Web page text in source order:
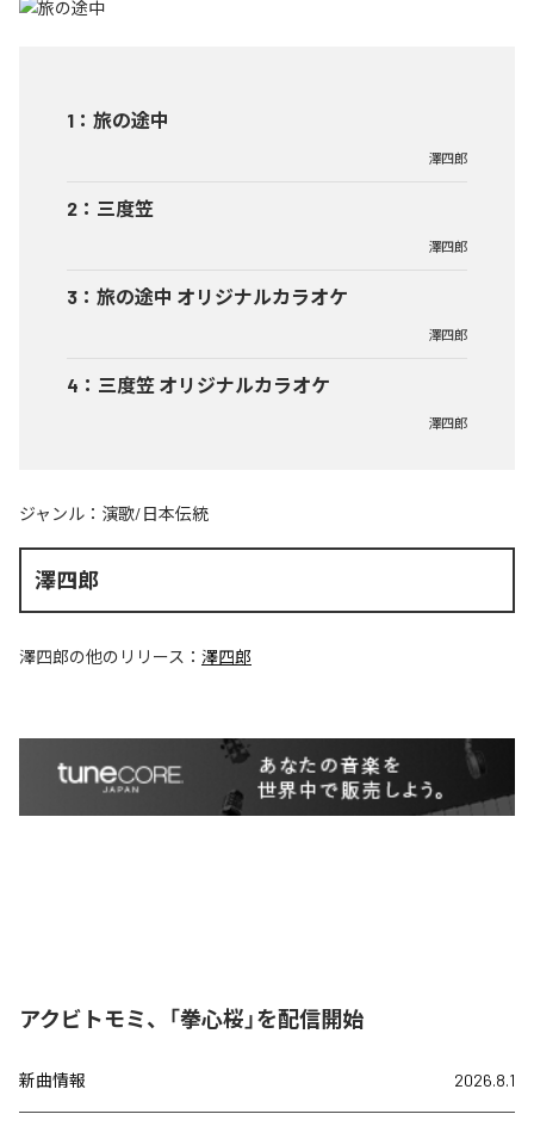
1 ： 旅の途中
澤四郎
2 ： 三度笠
澤四郎
3 ： 旅の途中 オリジナルカラオケ
澤四郎
4 ： 三度笠 オリジナルカラオケ
澤四郎
ジャンル： 演歌/日本伝統
澤四郎
澤四郎の他のリリース： 澤四郎
アクビトモミ、「拳心桜」を配信開始
新曲情報 2026.8.1